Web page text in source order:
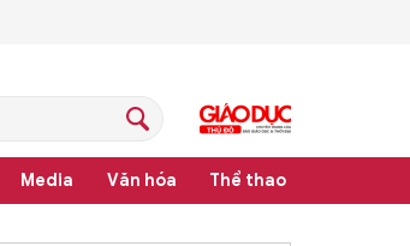
Media Văn hóa Thể thao